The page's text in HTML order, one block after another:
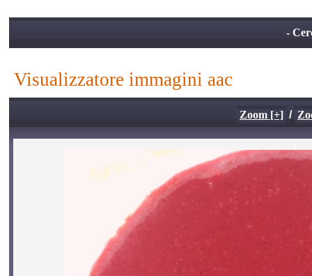
-
visualizzatore immagini aac
Zoom [+] /